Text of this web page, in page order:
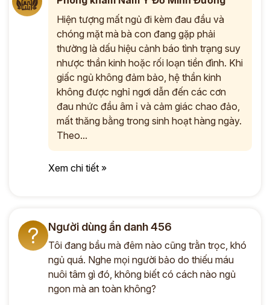
Hiện tượng mất ngủ đi kèm đau đầu và
chóng mặt mà bà con đang gặp phải
thường là dấu hiệu cảnh báo tình trạng suy
nhược thần kinh hoặc rối loạn tiền đình. Khi
giấc ngủ không đảm bảo, hệ thần kinh
không được nghỉ ngơi dẫn đến các cơn
đau nhức đầu âm ỉ và cảm giác chao đảo,
mất thăng bằng trong sinh hoạt hàng ngày.
Theo...
Xem chi tiết »
? Người dùng ẩn danh 456
Tôi đang bầu mà đêm nào cũng trằn trọc, khó
ngủ quá. Nghe mọi người bảo do thiếu máu
nuôi tâm gì đó, không biết có cách nào ngủ
ngon mà an toàn không?